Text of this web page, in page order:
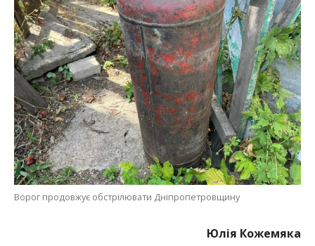
Ворог продовжує обстрілювати Дніпропетровщину
Юлія Кожемяка